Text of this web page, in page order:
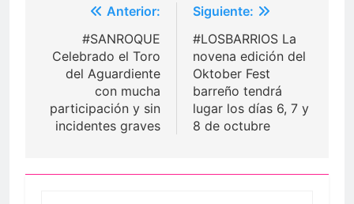
Navegación
entradas
Anterior:
#SANROQUE
Celebrado el Toro
del Aguardiente
con mucha
participación y sin
incidentes graves
Siguiente:
#LOSBARRIOS La
novena edición del
Oktober Fest
barreño tendrá
lugar los días 6, 7 y
8 de octubre